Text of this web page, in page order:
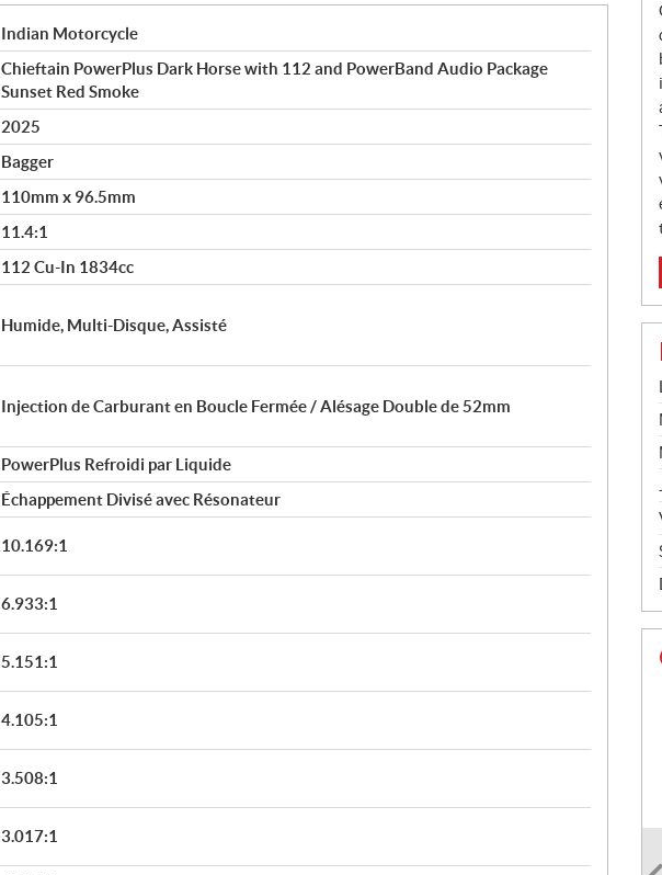
Indian Motorcycle
Chieftain PowerPlus Dark Horse with 112 and PowerBand Audio Package
Sunset Red Smoke
2025
Bagger
110mm x 96.5mm
11.4:1
112 Cu-In 1834cc
Humide, Multi-Disque, Assisté
Injection de Carburant en Boucle Fermée / Alésage Double de 52mm
PowerPlus Refroidi par Liquide
Échappement Divisé avec Résonateur
10.169:1
6.933:1
5.151:1
4.105:1
3.508:1
3.017:1